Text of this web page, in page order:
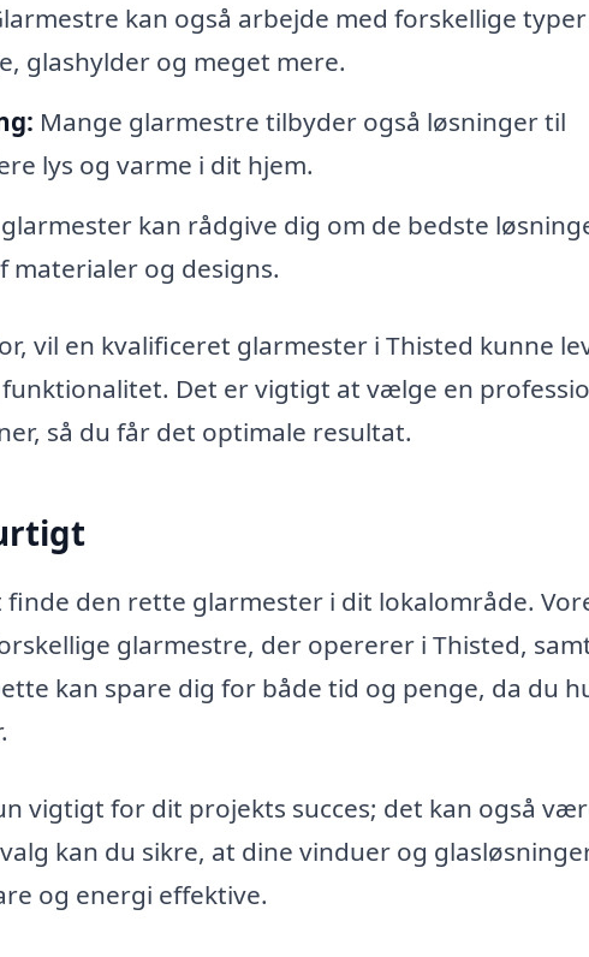
kan også arbejde med forskellige
glashylder og meget mere.
Mange glarmestre tilbyder også løsninger til
lys og varme i dit hjem.
glarmester kan rådgive dig om de bedste
materialer og designs.
vil en kvalificeret glarmester i Thisted kunne
Det er vigtigt at vælge en
så du får det optimale resultat.
den rette glarmester i dit lokalområde.
glarmestre, der opererer i Thisted,
kan spare dig for både tid og penge, da du
vigtigt for dit projekts succes; det kan også
kan du sikre, at dine vinduer og
og energi effektive.